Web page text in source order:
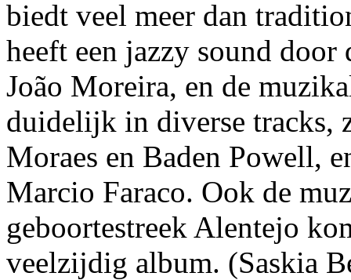
biedt veel meer dan
heeft een jazzy sound
João Moreira, en de
duidelijk in diverse tracks,
Moraes en Baden Powell,
Marcio Faraco. Ook de
geboortestreek Alentejo
veelzijdig album. (Saskia